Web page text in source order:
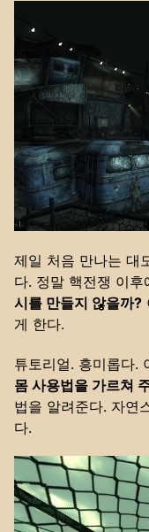
제일 처음 만나는 대
다. 정말 핵전쟁 이
시를 만들지 않을까?
게 한다.
튜토리얼. 흥미롭다.
몸 사용법을 가르쳐
법을 알려준다. 자연
다.